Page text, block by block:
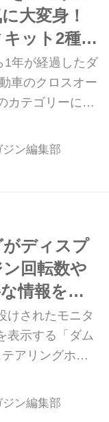
コラボレーショ
Racing 4x4」
大変身！
ット2種類
1年が経過したダ
車のクロスオー
カテゴリーに参
を集めてい
インで人気のタ
斬新なデザイ
ディキットの
ン編集部
がディスプ
回転数や
情報をハ
けされたモニタ
表示する「ダム
アリングホイ
ン編集部